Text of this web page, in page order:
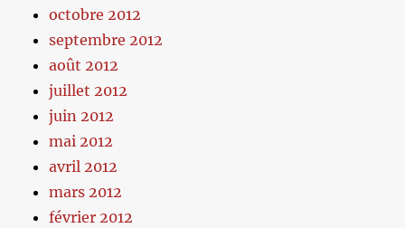
octobre 2012
septembre 2012
août 2012
juillet 2012
juin 2012
mai 2012
avril 2012
mars 2012
février 2012